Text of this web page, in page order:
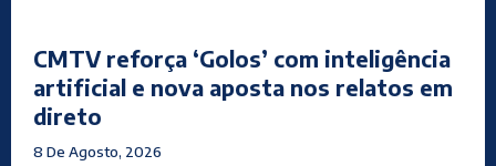
CMTV reforça ‘Golos’ com inteligência
artificial e nova aposta nos relatos em
direto
8 De Agosto, 2026